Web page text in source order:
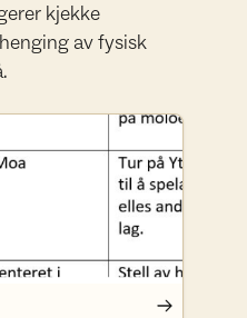
kjekke
av fysisk